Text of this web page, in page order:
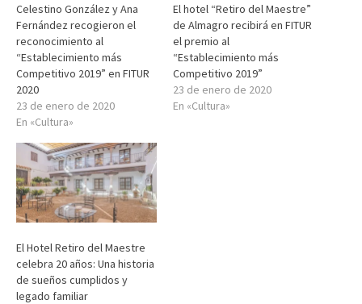
Celestino González y Ana
Fernández recogieron el
reconocimiento al
“Establecimiento más
Competitivo 2019” en FITUR
2020
23 de enero de 2020
En «Cultura»
El hotel “Retiro del Maestre”
de Almagro recibirá en FITUR
el premio al
“Establecimiento más
Competitivo 2019”
23 de enero de 2020
En «Cultura»
El Hotel Retiro del Maestre
celebra 20 años: Una historia
de sueños cumplidos y
legado familiar